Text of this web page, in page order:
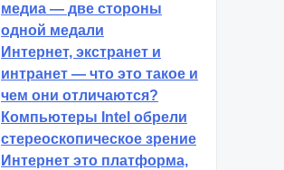
медиа — две стороны
одной медали
Интернет, экстранет и
интранет — что это такое и
чем они отличаются?
Компьютеры Intel обрели
стереоскопическое зрение
Интернет это платформа,